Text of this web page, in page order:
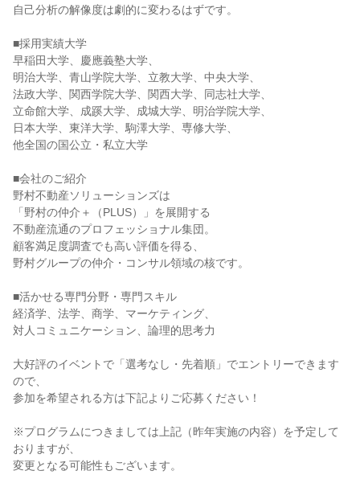
自己分析の解像度は劇的に変わるはずです。
■採用実績大学
早稲田大学、慶應義塾大学、
明治大学、青山学院大学、立教大学、中央大学、
法政大学、関西学院大学、関西大学、同志社大学、
立命館大学、成蹊大学、成城大学、明治学院大学、
日本大学、東洋大学、駒澤大学、専修大学、
他全国の国公立・私立大学
■会社のご紹介
野村不動産ソリューションズは
「野村の仲介＋（PLUS）」を展開する
不動産流通のプロフェッショナル集団。
顧客満足度調査でも高い評価を得る、
野村グループの仲介・コンサル領域の核です。
■活かせる専門分野・専門スキル
経済学、法学、商学、マーケティング、
対人コミュニケーション、論理的思考力
大好評のイベントで「選考なし・先着順」でエントリーできます
ので、
参加を希望される方は下記よりご応募ください！
※プログラムにつきましては上記（昨年実施の内容）を予定して
おりますが、
変更となる可能性もございます。